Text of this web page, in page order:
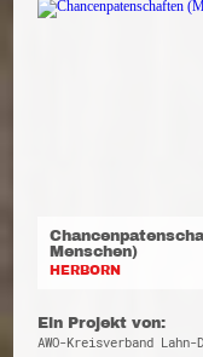
Menschen)
HERBORN
Ein Projekt von:
AWO-Kreisverband